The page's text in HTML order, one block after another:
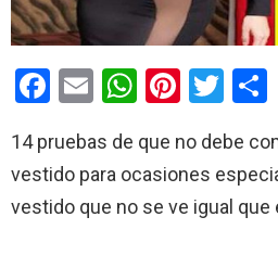
F
ce
b
o
E
ail
W
at
s
A
Pi
er
es
t
T
tt
er
14 pruebas de que no debe
vestido para ocasiones
vestido que no se ve igual que